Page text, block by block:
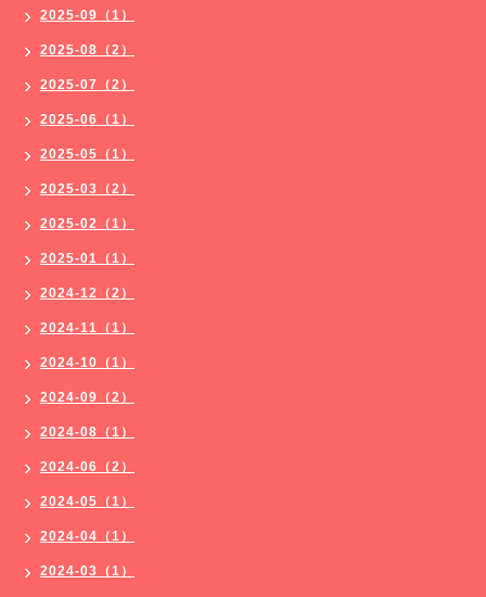
2025-09（1）
2025-08（2）
2025-07（2）
2025-06（1）
2025-05（1）
2025-03（2）
2025-02（1）
2025-01（1）
2024-12（2）
2024-11（1）
2024-10（1）
2024-09（2）
2024-08（1）
2024-06（2）
2024-05（1）
2024-04（1）
2024-03（1）